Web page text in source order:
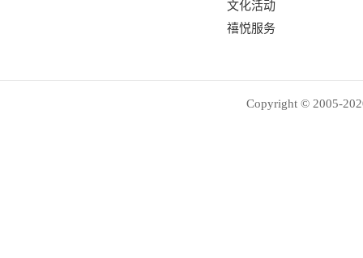
文化活动
禧悦服务
Copyright © 2005-